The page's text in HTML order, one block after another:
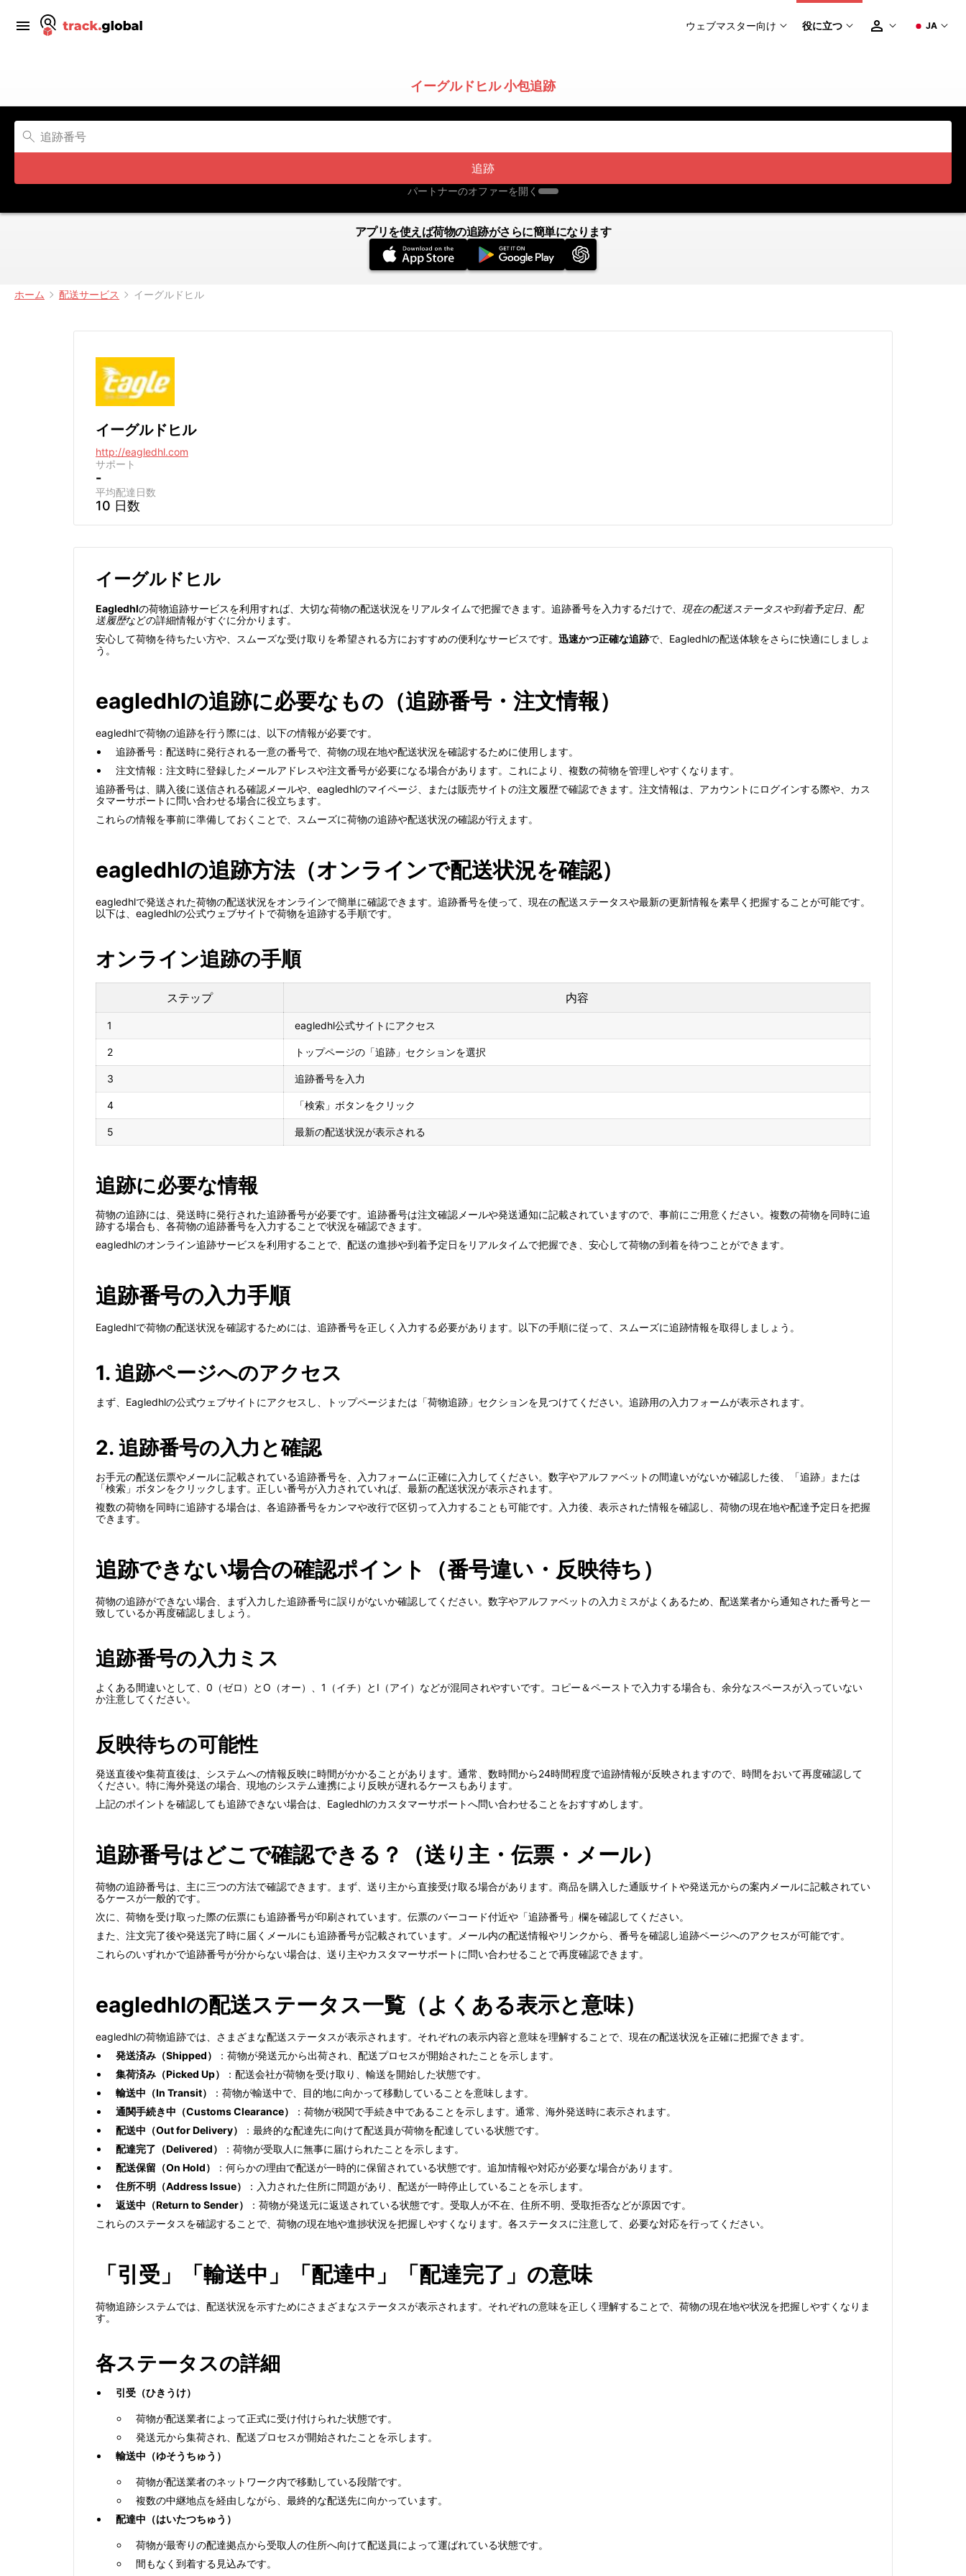
ウェブマスター向け 役に立つ JA
イーグルドヒル 小包追跡
追跡
パートナーのオファーを開く
アプリを使えば荷物の追跡がさらに簡単になります
ホーム 配送サービス イーグルドヒル
イーグルドヒル
http://eagledhl.com
サポート
-
平均配達日数
10 日数
イーグルドヒル
Eagledhlの荷物追跡サービスを利用すれば、大切な荷物の配送状況をリアルタイムで把握できます。追跡番号を入力するだけで、 現在の配送ステータスや到着予定日、配
送履歴などの詳細情報がすぐに分かります。
安心して荷物を待ちたい方や、スムーズな受け取りを希望される方におすすめの便利なサービスです。 迅速かつ正確な追跡で、Eagledhlの配送体験をさらに快適にしましょ
う。
eagledhlの追跡に必要なもの（追跡番号・注文情報）
eagledhlで荷物の追跡を行う際には、以下の情報が必要です。
追跡番号：配送時に発行される一意の番号で、荷物の現在地や配送状況を確認するために使用します。
注文情報：注文時に登録したメールアドレスや注文番号が必要になる場合があります。これにより、複数の荷物を管理しやすくなります。
追跡番号は、購入後に送信される確認メールや、eagledhlのマイページ、または販売サイトの注文履歴で確認できます。注文情報は、アカウントにログインする際や、カス
タマーサポートに問い合わせる場合に役立ちます。
これらの情報を事前に準備しておくことで、スムーズに荷物の追跡や配送状況の確認が行えます。
eagledhlの追跡方法（オンラインで配送状況を確認）
eagledhlで発送された荷物の配送状況をオンラインで簡単に確認できます。追跡番号を使って、現在の配送ステータスや最新の更新情報を素早く把握することが可能です。
以下は、eagledhlの公式ウェブサイトで荷物を追跡する手順です。
オンライン追跡の手順
ステップ 内容
1 eagledhl公式サイトにアクセス
2 トップページの「追跡」セクションを選択
3 追跡番号を入力
4 「検索」ボタンをクリック
5 最新の配送状況が表示される
追跡に必要な情報
荷物の追跡には、発送時に発行された追跡番号が必要です。追跡番号は注文確認メールや発送通知に記載されていますので、事前にご用意ください。複数の荷物を同時に追
跡する場合も、各荷物の追跡番号を入力することで状況を確認できます。
eagledhlのオンライン追跡サービスを利用することで、配送の進捗や到着予定日をリアルタイムで把握でき、安心して荷物の到着を待つことができます。
追跡番号の入力手順
Eagledhlで荷物の配送状況を確認するためには、追跡番号を正しく入力する必要があります。以下の手順に従って、スムーズに追跡情報を取得しましょう。
1. 追跡ページへのアクセス
まず、Eagledhlの公式ウェブサイトにアクセスし、トップページまたは「荷物追跡」セクションを見つけてください。追跡用の入力フォームが表示されます。
2. 追跡番号の入力と確認
お手元の配送伝票やメールに記載されている追跡番号を、入力フォームに正確に入力してください。数字やアルファベットの間違いがないか確認した後、「追跡」または
「検索」ボタンをクリックします。正しい番号が入力されていれば、最新の配送状況が表示されます。
複数の荷物を同時に追跡する場合は、各追跡番号をカンマや改行で区切って入力することも可能です。入力後、表示された情報を確認し、荷物の現在地や配達予定日を把握
できます。
追跡できない場合の確認ポイント（番号違い・反映待ち）
荷物の追跡ができない場合、まず入力した追跡番号に誤りがないか確認してください。数字やアルファベットの入力ミスがよくあるため、配送業者から通知された番号と一
致しているか再度確認しましょう。
追跡番号の入力ミス
よくある間違いとして、0（ゼロ）とO（オー）、1（イチ）とI（アイ）などが混同されやすいです。コピー＆ペーストで入力する場合も、余分なスペースが入っていない
か注意してください。
反映待ちの可能性
発送直後や集荷直後は、システムへの情報反映に時間がかかることがあります。通常、数時間から24時間程度で追跡情報が反映されますので、時間をおいて再度確認して
ください。特に海外発送の場合、現地のシステム連携により反映が遅れるケースもあります。
上記のポイントを確認しても追跡できない場合は、Eagledhlのカスタマーサポートへ問い合わせることをおすすめします。
追跡番号はどこで確認できる？（送り主・伝票・メール）
荷物の追跡番号は、主に三つの方法で確認できます。まず、送り主から直接受け取る場合があります。商品を購入した通販サイトや発送元からの案内メールに記載されてい
るケースが一般的です。
次に、荷物を受け取った際の伝票にも追跡番号が印刷されています。伝票のバーコード付近や「追跡番号」欄を確認してください。
また、注文完了後や発送完了時に届くメールにも追跡番号が記載されています。メール内の配送情報やリンクから、番号を確認し追跡ページへのアクセスが可能です。
これらのいずれかで追跡番号が分からない場合は、送り主やカスタマーサポートに問い合わせることで再度確認できます。
eagledhlの配送ステータス一覧（よくある表示と意味）
eagledhlの荷物追跡では、さまざまな配送ステータスが表示されます。それぞれの表示内容と意味を理解することで、現在の配送状況を正確に把握できます。
発送済み（Shipped）
：荷物が発送元から出荷され、配送プロセスが開始されたことを示します。
集荷済み（Picked Up）
：配送会社が荷物を受け取り、輸送を開始した状態です。
輸送中（In Transit）
：荷物が輸送中で、目的地に向かって移動していることを意味します。
通関手続き中（Customs Clearance）
：荷物が税関で手続き中であることを示します。通常、海外発送時に表示されます。
配送中（Out for Delivery）
：最終的な配達先に向けて配送員が荷物を配達している状態です。
配達完了（Delivered）
：荷物が受取人に無事に届けられたことを示します。
配送保留（On Hold）
：何らかの理由で配送が一時的に保留されている状態です。追加情報や対応が必要な場合があります。
住所不明（Address Issue）
：入力された住所に問題があり、配送が一時停止していることを示します。
返送中（Return to Sender）
：荷物が発送元に返送されている状態です。受取人が不在、住所不明、受取拒否などが原因です。
これらのステータスを確認することで、荷物の現在地や進捗状況を把握しやすくなります。各ステータスに注意して、必要な対応を行ってください。
「引受」「輸送中」「配達中」「配達完了」の意味
荷物追跡システムでは、配送状況を示すためにさまざまなステータスが表示されます。それぞれの意味を正しく理解することで、荷物の現在地や状況を把握しやすくなりま
す。
各ステータスの詳細
引受（ひきうけ）
荷物が配送業者によって正式に受け付けられた状態です。
発送元から集荷され、配送プロセスが開始されたことを示します。
輸送中（ゆそうちゅう）
荷物が配送業者のネットワーク内で移動している段階です。
複数の中継地点を経由しながら、最終的な配送先に向かっています。
配達中（はいたつちゅう）
荷物が最寄りの配達拠点から受取人の住所へ向けて配送員によって運ばれている状態です。
間もなく到着する見込みです。